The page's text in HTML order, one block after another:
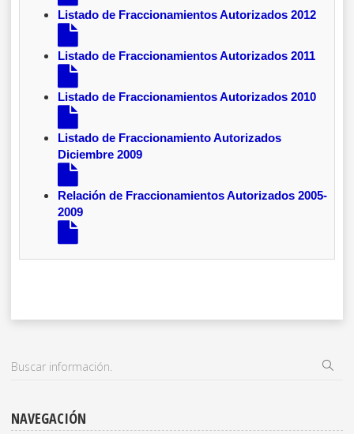
Listado de Fraccionamientos Autorizados 2012
Listado de Fraccionamientos Autorizados 2011
Listado de Fraccionamientos Autorizados 2010
Listado de Fraccionamiento Autorizados
Diciembre 2009
Relación de Fraccionamientos Autorizados 2005-
2009
NAVEGACIÓN